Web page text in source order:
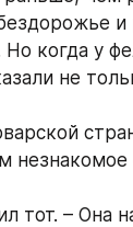
и
когда у
не
тот. – Она